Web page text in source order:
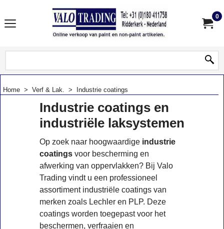
0
Home > Verf & Lak. > Industrie coatings
Industrie coatings en
industriële laksystemen
Op zoek naar hoogwaardige industrie
coatings voor bescherming en
afwerking van oppervlakken? Bij Valo
Trading vindt u een professioneel
assortiment industriële coatings van
merken zoals Lechler en PLP. Deze
coatings worden toegepast voor het
beschermen, verfraaien en